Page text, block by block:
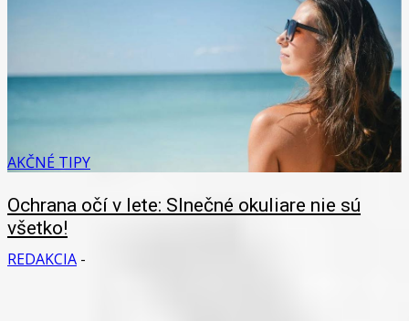
AKČNÉ TIPY
Ochrana očí v lete: Slnečné okuliare nie sú
všetko!
REDAKCIA -